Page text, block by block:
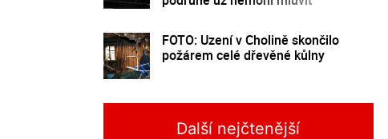
FOTO: Uzení v Cholině skončilo
požárem celé dřevěné kůlny
Další nejčtenější